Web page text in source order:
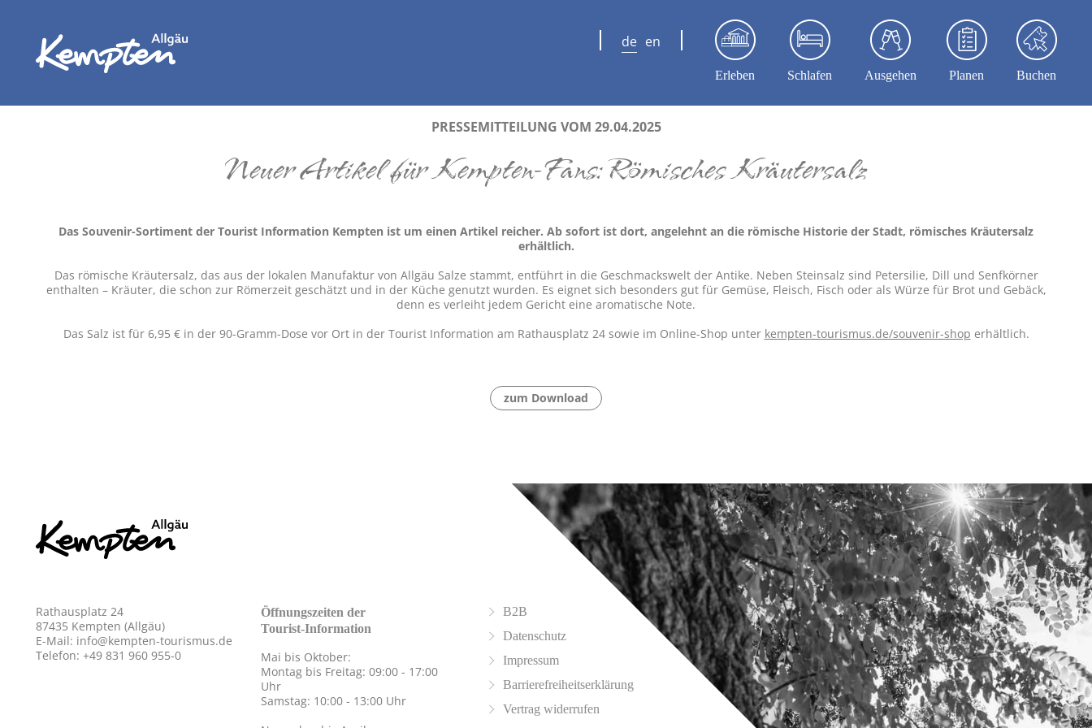
de en
Erleben Schlafen Ausgehen Planen Buchen
PRESSEMITTEILUNG VOM 29.04.2025
Neuer Artikel für Kempten-Fans: Römisches Kräutersalz
Das Souvenir-Sortiment der Tourist Information Kempten ist um einen Artikel reicher. Ab sofort ist dort, angelehnt an die römische Historie der Stadt, römisches Kräutersalz
erhältlich.
Das römische Kräutersalz, das aus der lokalen Manufaktur von Allgäu Salze stammt, entführt in die Geschmackswelt der Antike. Neben Steinsalz sind Petersilie, Dill und Senfkörner
enthalten – Kräuter, die schon zur Römerzeit geschätzt und in der Küche genutzt wurden. Es eignet sich besonders gut für Gemüse, Fleisch, Fisch oder als Würze für Brot und Gebäck,
denn es verleiht jedem Gericht eine aromatische Note.
Das Salz ist für 6,95 € in der 90-Gramm-Dose vor Ort in der Tourist Information am Rathausplatz 24 sowie im Online-Shop unter kempten-tourismus.de/souvenir-shop erhältlich.
zum Download
Rathausplatz 24
87435 Kempten (Allgäu)
E-Mail: info@kempten-tourismus.de
Telefon: +49 831 960 955-0
Öffnungszeiten der
Tourist-Information
Mai bis Oktober:
Montag bis Freitag: 09:00 - 17:00
Uhr
Samstag: 10:00 - 13:00 Uhr
B2B
Datenschutz
Impressum
Barrierefreiheitserklärung
Vertrag widerrufen